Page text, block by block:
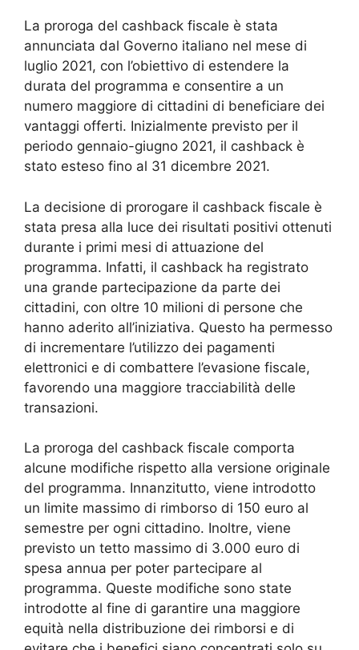
La proroga del cashback fiscale è stata
annunciata dal Governo italiano nel mese di
luglio 2021, con l’obiettivo di estendere la
durata del programma e consentire a un
numero maggiore di cittadini di beneficiare dei
vantaggi offerti. Inizialmente previsto per il
periodo gennaio-giugno 2021, il cashback è
stato esteso fino al 31 dicembre 2021.
La decisione di prorogare il cashback fiscale è
stata presa alla luce dei risultati positivi ottenuti
durante i primi mesi di attuazione del
programma. Infatti, il cashback ha registrato
una grande partecipazione da parte dei
cittadini, con oltre 10 milioni di persone che
hanno aderito all’iniziativa. Questo ha permesso
di incrementare l’utilizzo dei pagamenti
elettronici e di combattere l’evasione fiscale,
favorendo una maggiore tracciabilità delle
transazioni.
La proroga del cashback fiscale comporta
alcune modifiche rispetto alla versione originale
del programma. Innanzitutto, viene introdotto
un limite massimo di rimborso di 150 euro al
semestre per ogni cittadino. Inoltre, viene
previsto un tetto massimo di 3.000 euro di
spesa annua per poter partecipare al
programma. Queste modifiche sono state
introdotte al fine di garantire una maggiore
equità nella distribuzione dei rimborsi e di